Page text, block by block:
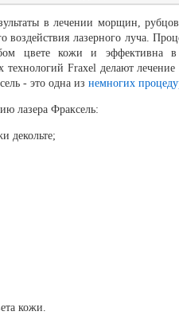
в лечении морщин,
воздействия лазерного луча.
цвете кожи и эффективна в
технологий Fraxel делают
- это одна из немногих
лазера Фраксель:
декольте;
кожи.